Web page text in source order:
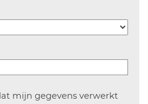
mijn gegevens verwerkt